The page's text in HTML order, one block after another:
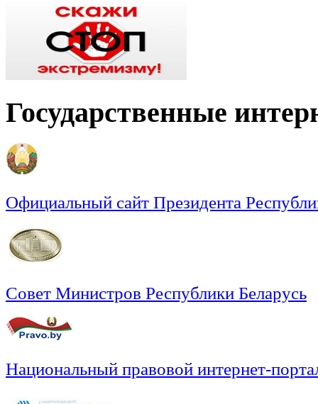
Государственные
Официальный сайт Президента
Совет Министров Республики Беларусь
Национальный правовой интернет-